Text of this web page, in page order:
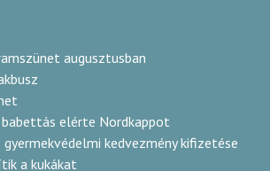
augusztusban
elérte Nordkappot
gyermekvédelmi kedvezmény kifizetése
a kukákat